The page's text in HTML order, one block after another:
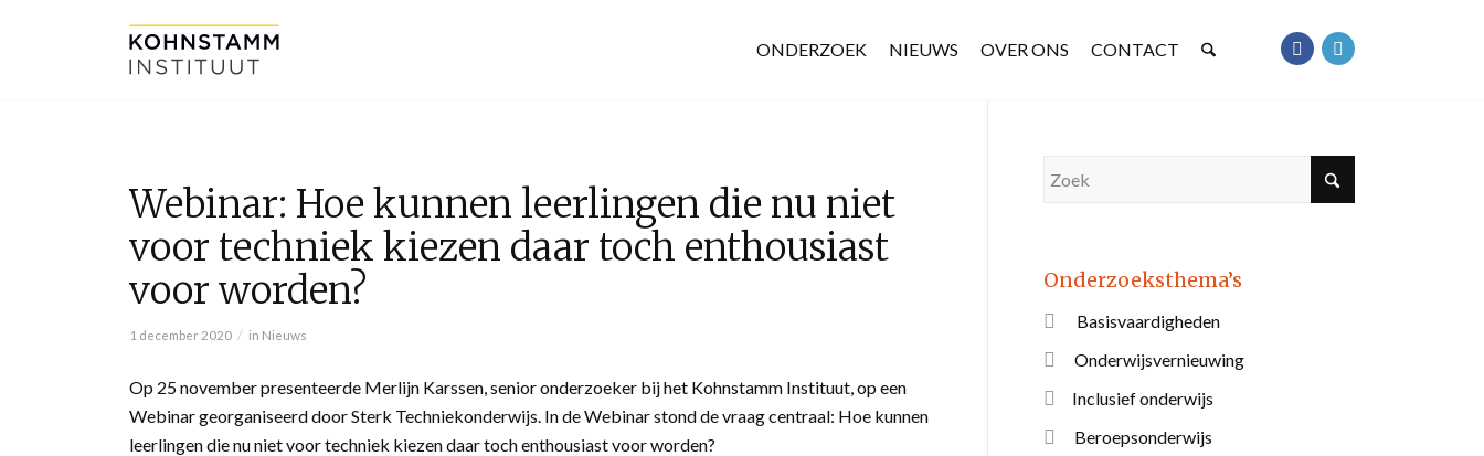
ONDERZOEK NIEUWS OVER ONS CONTACT
Webinar: Hoe kunnen leerlingen die nu niet
voor techniek kiezen daar toch enthousiast
voor worden?
1 december 2020 / in Nieuws
Op 25 november presenteerde Merlijn Karssen, senior onderzoeker bij het Kohnstamm Instituut, op een
Webinar georganiseerd door Sterk Techniekonderwijs. In de Webinar stond de vraag centraal: Hoe kunnen
leerlingen die nu niet voor techniek kiezen daar toch enthousiast voor worden?
Onderzoeksthema’s
Basisvaardigheden
Onderwijsvernieuwing
Inclusief onderwijs
Beroepsonderwijs